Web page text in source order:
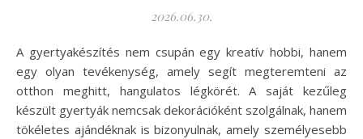
2026.06.30.
A gyertyakészítés nem csupán egy kreatív hobbi, hanem
egy olyan tevékenység, amely segít megteremteni az
otthon meghitt, hangulatos légkörét. A saját kezűleg
készült gyertyák nemcsak dekorációként szolgálnak, hanem
tökéletes ajándéknak is bizonyulnak, amely személyesebb